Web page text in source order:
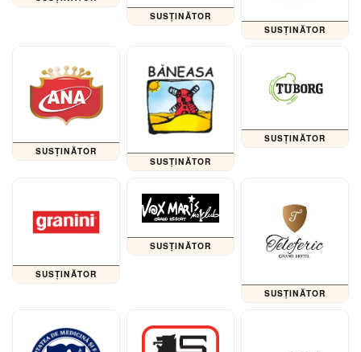
SUSȚINĂTOR
SUSȚINĂTOR
SUSȚINĂTOR
SUSȚINĂTOR
SUSȚINĂTOR
SUSȚINĂTOR
SUSȚINĂTOR
SUSȚINĂTOR